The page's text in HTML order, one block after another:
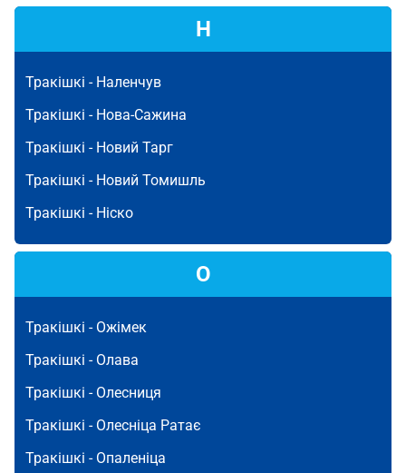
Н
Тракішкі - Наленчув
Тракішкі - Нова-Сажина
Тракішкі - Новий Тарг
Тракішкі - Новий Томишль
Тракішкі - Ніско
О
Тракішкі - Ожімек
Тракішкі - Олава
Тракішкі - Олесниця
Тракішкі - Олесніца Ратає
Тракішкі - Опаленіца